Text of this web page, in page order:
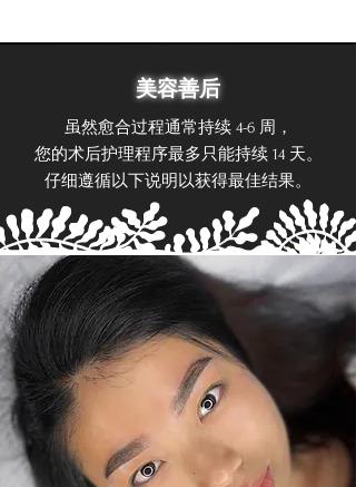
美容善后
虽然愈合过程通常持续 4-6 周，
您的术后护理程序最多只能持续 14 天。
仔细遵循以下说明以获得最佳结果。